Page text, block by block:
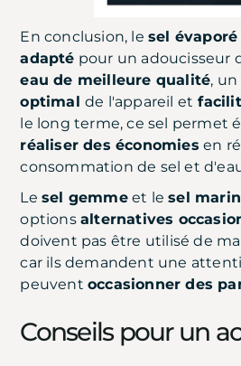
En conclusion, le sel évaporé
adapté pour un adoucisseur
eau de meilleure qualité, un
optimal de l'appareil et
le long terme, ce sel permet
réaliser des économies en
consommation de sel et
Le sel gemmeet lesel marin
options alternatives
doivent pas être utilisé de
car ils demandent une
peuvent occasionner des
Conseils pour un